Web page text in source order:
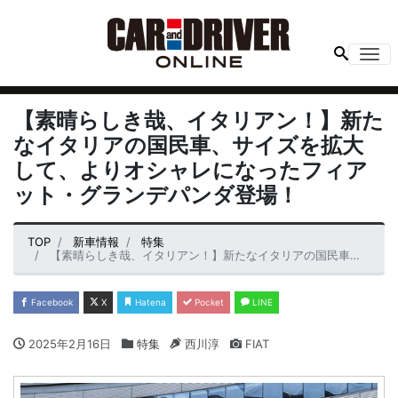
【素晴らしき哉、イタリアン！】新た
なイタリアの国民車、サイズを拡大
して、よりオシャレになったフィア
ット・グランデパンダ登場！
TOP 新車情報
特集
【素晴らしき哉、イタリアン！】新たなイタリアの国民車、サイズを拡大して、よりオシャレになったフィアット・グランデパンダ登場！
Facebook X Hatena Pocket LINE
2025年2月16日 特集 西川淳 FIAT